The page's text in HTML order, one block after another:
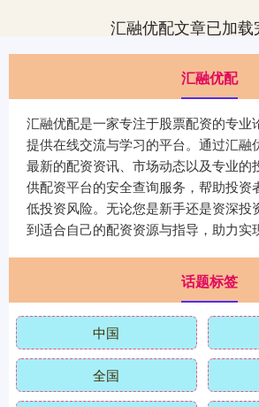
汇融优配文章已加载
汇融优配
汇融优配是一家专注于股票配资的专业
提供在线交流与学习的平台。通过汇融
最新的配资资讯、市场动态以及专业的
供配资平台的安全查询服务，帮助投资
低投资风险。无论您是新手还是资深投
到适合自己的配资资源与指导，助力实
话题标签
中国
全国